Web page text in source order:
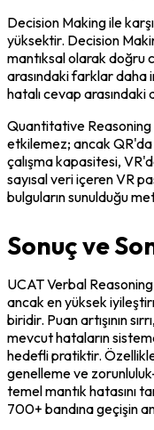
Decision Making ile
yüksektir. Decision
mantıksal olarak doğru
arasındaki farklar daha
hatalı cevap arasındaki
Quantitative Reasoning
etkilemez; ancak QR'da
çalışma kapasitesi,
sayısal veri içeren VR
bulguların sunulduğu
Sonuç ve
UCAT Verbal
ancak en yüksek
biridir. Puan artışının
mevcut hataların
hedefli pratiktir.
genelleme ve
temel mantık hatasını
700+ bandına geçişin